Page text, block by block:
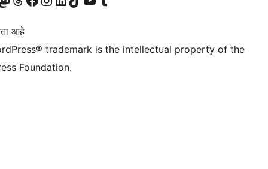
आहे
trademark is the intellectual property of the
Foundation.